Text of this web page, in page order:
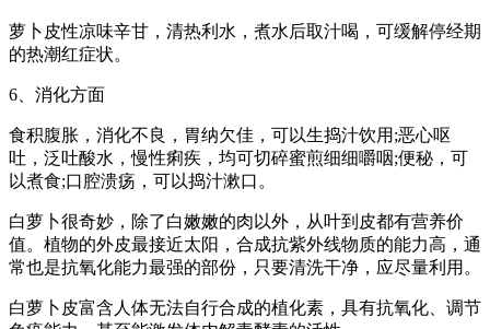
萝卜皮性凉味辛甘，清热利水，煮水后取汁喝，可缓解停经期
的热潮红症状。
6、消化方面
食积腹胀，消化不良，胃纳欠佳，可以生捣汁饮用;恶心呕
吐，泛吐酸水，慢性痢疾，均可切碎蜜煎细细嚼咽;便秘，可
以煮食;口腔溃疡，可以捣汁漱口。
白萝卜很奇妙，除了白嫩嫩的肉以外，从叶到皮都有营养价
值。植物的外皮最接近太阳，合成抗紫外线物质的能力高，通
常也是抗氧化能力最强的部份，只要清洗干净，应尽量利用。
白萝卜皮富含人体无法自行合成的植化素，具有抗氧化、调节